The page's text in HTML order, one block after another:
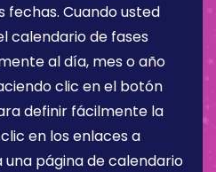
fechas. Cuando usted
calendario de fases
al día, mes o año
clic en el botón
definir fácilmente la
en los enlaces a
página de calendario